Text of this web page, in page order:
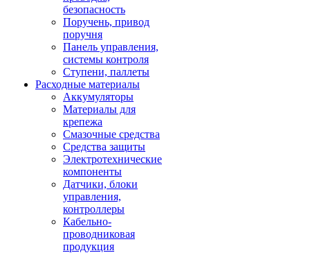
безопасность
Поручень, привод
поручня
Панель управления,
системы контроля
Ступени, паллеты
Расходные материалы
Аккумуляторы
Материалы для
крепежа
Смазочные средства
Средства защиты
Электротехнические
компоненты
Датчики, блоки
управления,
контроллеры
Кабельно-
проводниковая
продукция